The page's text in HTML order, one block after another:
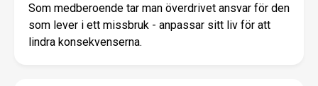
Som medberoende tar man överdrivet ansvar för den
som lever i ett missbruk - anpassar sitt liv för att
lindra konsekvenserna.